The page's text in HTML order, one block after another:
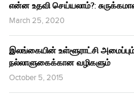
என்ன உதவி செய்யலாம்?:
March 25, 2020
இலங்கையின் உள்ளூராட்சி
நல்லாளுகைக்கான வழிகளும்
October 5, 2015